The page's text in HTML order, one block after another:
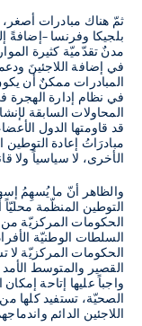
ثمّ هناك مبادرات أصغر،
بلجيكا وفرنسا–إضافةً
مدنٌ تقدّميّة كثيرة
في إضافة اللاجئينَ
المبادرات ممكنٌ أن
في نظام إدارة الهجرة
المحاولات السابقة
قد قاومتها الدول
مبادرَاتُ إعادة التوطين
الأخرى، لا سياسياً ولا
والظاهر أنّ ما يُسهِمُ
التوطين المنظّمة
الحكومات المركزيّة
السلطات الوطنيّة
الحكومات المركزيّة لا
القصير والمتوسط
واجباً عليها إتاحة
الصحيّة، تستفيد كلها
اللاجئين الدائم